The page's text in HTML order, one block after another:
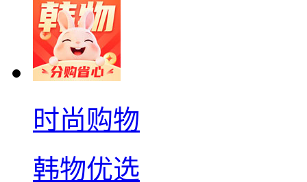
时尚购物
韩物优选